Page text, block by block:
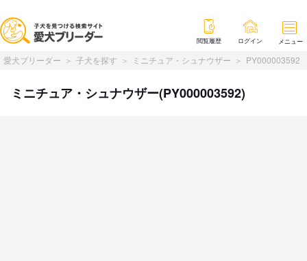
閲覧履歴 ログイン メニュー
愛犬ブリーダー 子犬を探す ミニチュア・シュナウザー PY000003592
ミニチュア・シュナウザー(PY000003592)